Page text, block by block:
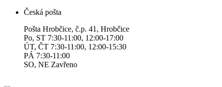
Česká pošta
Pošta Hrobčice, č.p. 41, Hrobčice
Po, ST 7:30-11:00, 12:00-17:00
ÚT, ČT 7:30-11:00, 12:00-15:30
PÁ 7:30-11:00
SO, NE Zavřeno